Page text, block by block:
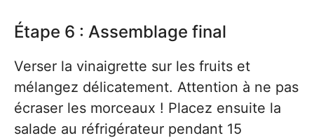
Étape 6 : Assemblage final
Verser la vinaigrette sur les fruits et
mélangez délicatement. Attention à ne pas
écraser les morceaux ! Placez ensuite la
salade au réfrigérateur pendant 15